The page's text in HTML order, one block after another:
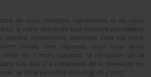
de vous identifier rapidement et de vous
à votre demande tout élément permettant
identité (notamment demande faite via votre
email). Une réponse vous sera alors
délai de 1 mois suivants la réception de la
cas, liés à la complexité de la demande ou
ce délai peut être prolongé de 2 mois.